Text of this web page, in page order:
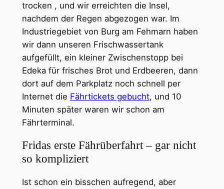
trocken , und wir erreichten die Insel,
nachdem der Regen abgezogen war. Im
Industriegebiet von Burg am Fehmarn haben
wir dann unseren Frischwassertank
aufgefüllt, ein kleiner Zwischenstopp bei
Edeka für frisches Brot und Erdbeeren, dann
dort auf dem Parkplatz noch schnell per
Internet die Fährtickets gebucht, und 10
Minuten später waren wir schon am
Fährterminal.
Fridas erste Fährüberfahrt – gar nicht
so kompliziert
Ist schon ein bisschen aufregend, aber